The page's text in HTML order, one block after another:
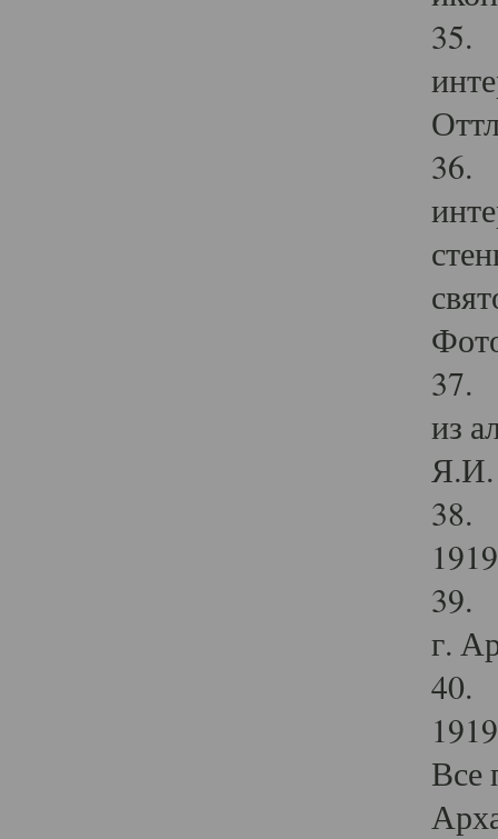
35.
36.
37.
из
Я.И.
38.
39.
г.
40.
Все